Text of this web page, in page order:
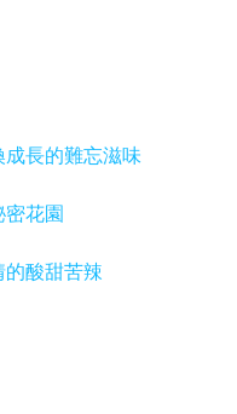
長的難忘滋味
花園
酸甜苦辣